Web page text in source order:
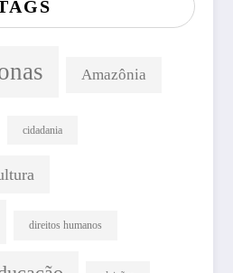
Amazônia
cidadania
direitos humanos